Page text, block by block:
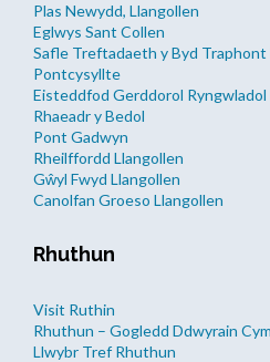
Plas Newydd, Llangollen
Eglwys Sant Collen
Safle Treftadaeth y Byd Traphont
Pontcysyllte
Eisteddfod Gerddorol Ryngwladol
Rhaeadr y Bedol
Pont Gadwyn
Rheilffordd Llangollen
Gŵyl Fwyd Llangollen
Canolfan Groeso Llangollen
Rhuthun
Visit Ruthin
Rhuthun – Gogledd Ddwyrain
Llwybr Tref Rhuthun